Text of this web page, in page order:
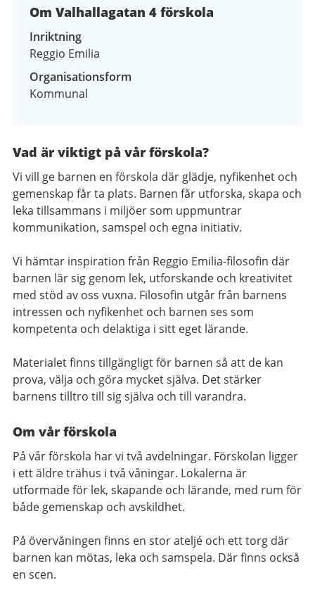
Om Valhallagatan 4 förskola
Inriktning
Reggio Emilia
Organisationsform
Kommunal
Vad är viktigt på vår förskola?
Vi vill ge barnen en förskola där glädje, nyfikenhet och
gemenskap får ta plats. Barnen får utforska, skapa och
leka tillsammans i miljöer som uppmuntrar
kommunikation, samspel och egna initiativ.
Vi hämtar inspiration från Reggio Emilia-filosofin där
barnen lär sig genom lek, utforskande och kreativitet
med stöd av oss vuxna. Filosofin utgår från barnens
intressen och nyfikenhet och barnen ses som
kompetenta och delaktiga i sitt eget lärande.
Materialet finns tillgängligt för barnen så att de kan
prova, välja och göra mycket själva. Det stärker
barnens tilltro till sig själva och till varandra.
Om vår förskola
På vår förskola har vi två avdelningar. Förskolan ligger
i ett äldre trähus i två våningar. Lokalerna är
utformade för lek, skapande och lärande, med rum för
både gemenskap och avskildhet.
På övervåningen finns en stor ateljé och ett torg där
barnen kan mötas, leka och samspela. Där finns också
en scen.